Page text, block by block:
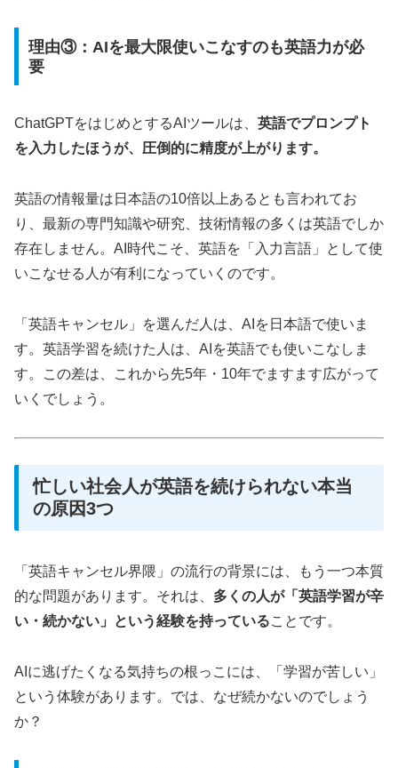
理由③：AIを最大限使いこなすのも英語力が必
要
ChatGPTをはじめとするAIツールは、 英語でプロンプト
を入力したほうが、圧倒的に精度が上がります。
英語の情報量は日本語の10倍以上あるとも言われてお
り、最新の専門知識や研究、技術情報の多くは英語でしか
存在しません。AI時代こそ、英語を「入力言語」として使
いこなせる人が有利になっていくのです。
「英語キャンセル」を選んだ人は、AIを日本語で使いま
す。英語学習を続けた人は、AIを英語でも使いこなしま
す。この差は、これから先5年・10年でますます広がって
いくでしょう。
忙しい社会人が英語を続けられない本当
の原因3つ
「英語キャンセル界隈」の流行の背景には、もう一つ本質
的な問題があります。それは、 多くの人が「英語学習が辛
い・続かない」という経験を持っていることです。
AIに逃げたくなる気持ちの根っこには、「学習が苦しい」
という体験があります。では、なぜ続かないのでしょう
か？